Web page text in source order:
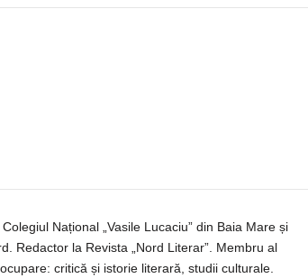
Național „Vasile Lucaciu” din Baia Mare și
Redactor la Revista „Nord Literar”. Membru al
critică și istorie literară, studii culturale.